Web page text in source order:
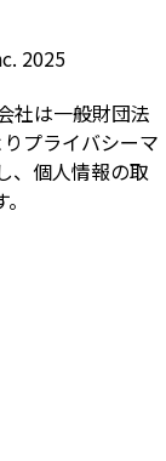
2025
社は一般財団法
プライバシーマ
、個人情報の取